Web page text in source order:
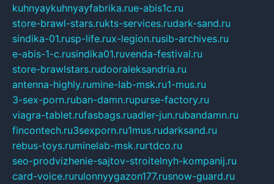
kuhnyaykuhnyayfabrika.rue-abis1c.ru
store-brawl-stars.rukts-services.rudark-sand.ru
sindika-01.rusp-life.rux-legion.rusib-archives.ru
e-abis-1-c.rusindika01.ruvenda-festival.ru
store-brawlstars.rudooraleksandria.ru
antenna-highly.rumine-lab-msk.ru1-mus.ru
3-sex-porn.ruban-damn.rupurse-factory.ru
viagra-tablet.rufasbags.ruadler-jun.rubandamn.ru
fincontech.ru3sexporn.ru1mus.rudarksand.ru
rebus-toys.ruminelab-msk.rurtdco.ru
seo-prodvizhenie-sajtov-stroitelnyh-kompanij.ru
card-voice.rurulonnyygazon177.rusnow-guard.ru